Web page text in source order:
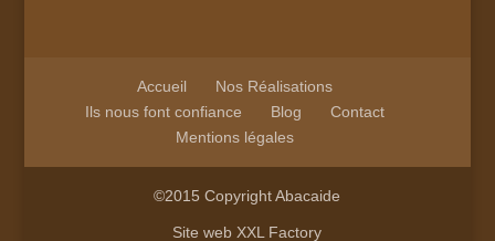
Accueil
Nos Réalisations
Ils nous font confiance
Blog
Contact
Mentions légales
©2015 Copyright Abacaide
Site web XXL Factory